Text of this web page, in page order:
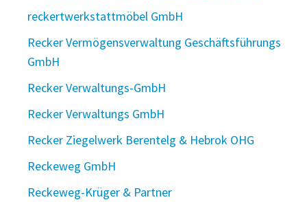
reckertwerkstattmöbel GmbH
Recker Vermögensverwaltung Geschäftsführungs
GmbH
Recker Verwaltungs-GmbH
Recker Verwaltungs GmbH
Recker Ziegelwerk Berentelg & Hebrok OHG
Reckeweg GmbH
Reckeweg-Krüger & Partner